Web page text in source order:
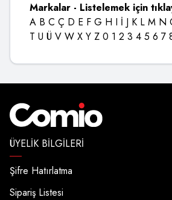
Markalar - Listelemek için
A B C Ç D E F G H I İ J K L M N
T U Ü V W X Y Z 0 1 2 3 4 5 6 7
ÜYELIK BILGILERI
Şifre Hatırlatma
Sipariş Listesi